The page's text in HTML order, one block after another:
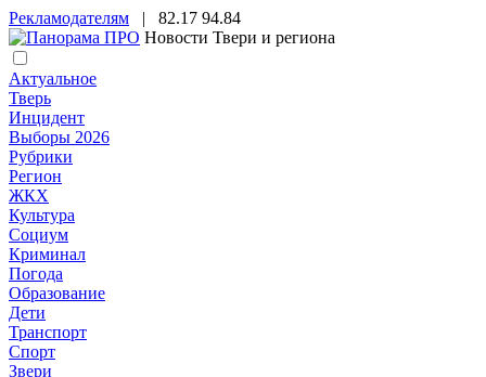
Рекламодателям | 82.17 94.84
Новости Твери и региона
Актуальное
Тверь
Инцидент
Выборы 2026
Рубрики
Регион
ЖКХ
Культура
Социум
Криминал
Погода
Образование
Дети
Транспорт
Спорт
Звери